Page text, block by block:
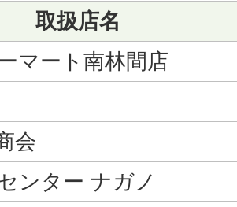
取扱店名
マート南林間店
会
ンター ナガノ